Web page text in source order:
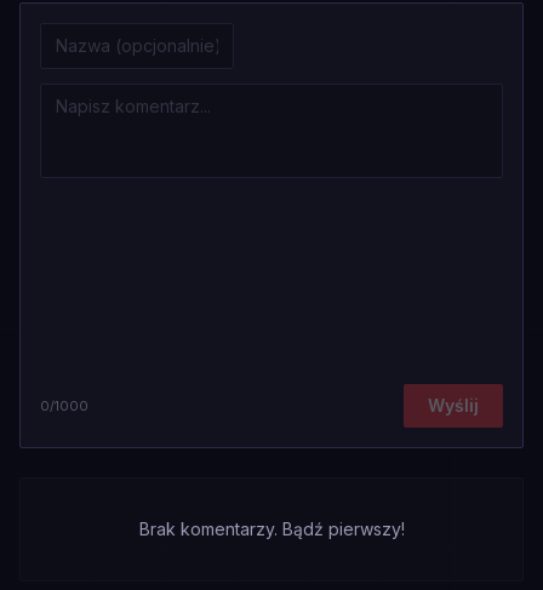
0/1000 Wyślij
Brak komentarzy. Bądź pierwszy!